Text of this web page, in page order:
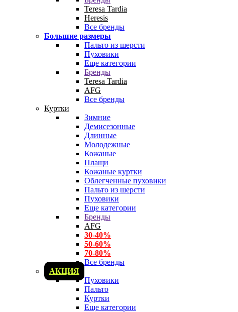
Teresa Tardia
Heresis
Все бренды
Большие размеры
Пальто из шерсти
Пуховики
Еще категории
Бренды
Teresa Tardia
AFG
Все бренды
Куртки
Зимние
Демисезонные
Длинные
Молодежные
Кожаные
Плащи
Кожаные куртки
Облегченные пуховики
Пальто из шерсти
Пуховики
Еще категории
Бренды
AFG
30-40%
50-60%
70-80%
Все бренды
АКЦИЯ
Пуховики
Пальто
Куртки
Еще категории